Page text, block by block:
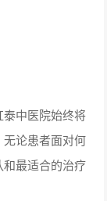
中医院始终将
论患者面对何
最适合的治疗